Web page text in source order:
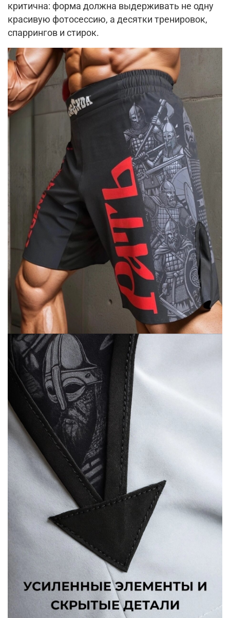
критична: форма должна выдерживать не одну
красивую фотосессию, а десятки тренировок,
спаррингов и стирок.